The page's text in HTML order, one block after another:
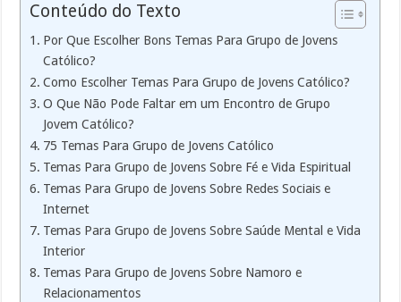
Conteúdo do Texto
Por Que Escolher Bons Temas Para Grupo de Jovens
Católico?
Como Escolher Temas Para Grupo de Jovens Católico?
O Que Não Pode Faltar em um Encontro de Grupo
Jovem Católico?
75 Temas Para Grupo de Jovens Católico
Temas Para Grupo de Jovens Sobre Fé e Vida Espiritual
Temas Para Grupo de Jovens Sobre Redes Sociais e
Internet
Temas Para Grupo de Jovens Sobre Saúde Mental e Vida
Interior
Temas Para Grupo de Jovens Sobre Namoro e
Relacionamentos